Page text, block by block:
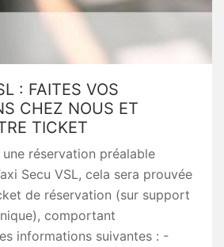
: FAITES VOS
CHEZ NOUS ET
TICKET
réservation préalable
Secu VSL, cela sera prouvée
de réservation (sur support
comportant
informations suivantes : -